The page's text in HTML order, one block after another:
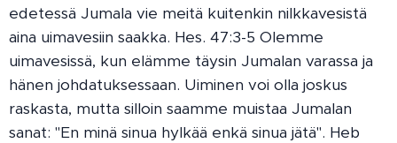
edetessä Jumala vie meitä kuitenkin nilkkavesistä
aina uimavesiin saakka. Hes. 47:3-5 Olemme
uimavesissä, kun elämme täysin Jumalan varassa ja
hänen johdatuksessaan. Uiminen voi olla joskus
raskasta, mutta silloin saamme muistaa Jumalan
sanat: "En minä sinua hylkää enkä sinua jätä". Heb